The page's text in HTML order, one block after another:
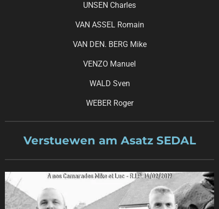
UNSEN Charles
VAN ASSEL Romain
VAN DEN. BERG Mike
VENZO Manuel
WALD Sven
WEBER Roger
Verstuewen am Asatz SEDAL